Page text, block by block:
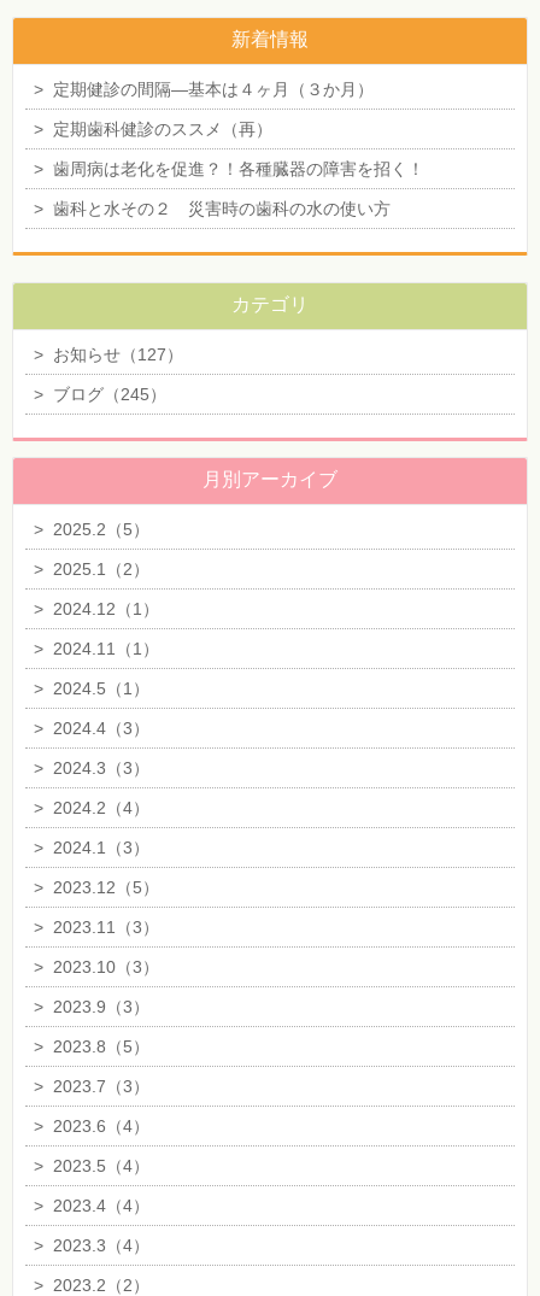
新着情報
> 定期健診の間隔―基本は４ヶ月（３か月）
> 定期歯科健診のススメ（再）
> 歯周病は老化を促進？！各種臓器の障害を招く！
> 歯科と水その２ 災害時の歯科の水の使い方
カテゴリ
> お知らせ（127）
> ブログ（245）
月別アーカイブ
> 2025.2（5）
> 2025.1（2）
> 2024.12（1）
> 2024.11（1）
> 2024.5（1）
> 2024.4（3）
> 2024.3（3）
> 2024.2（4）
> 2024.1（3）
> 2023.12（5）
> 2023.11（3）
> 2023.10（3）
> 2023.9（3）
> 2023.8（5）
> 2023.7（3）
> 2023.6（4）
> 2023.5（4）
> 2023.4（4）
> 2023.3（4）
> 2023.2（2）